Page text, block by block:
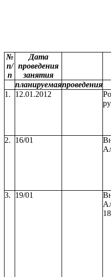
№
п/
п
Дата
проведения
занятия
планируемаяпроведения
1.
12.01.2012
2. 16/01
3.
19/01